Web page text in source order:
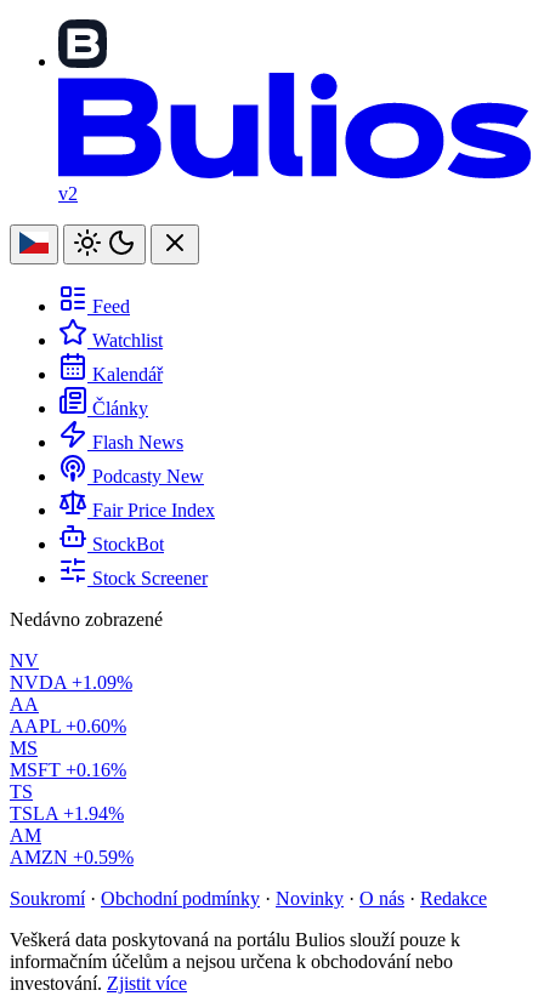
v2
Feed
Watchlist
Kalendář
Články
Flash News
Podcasty New
Fair Price Index
StockBot
Stock Screener
Nedávno zobrazené
NV
NVDA +1.09%
AA
AAPL +0.60%
MS
MSFT +0.16%
TS
TSLA +1.94%
AM
AMZN +0.59%
Soukromí · Obchodní podmínky · Novinky · O nás · Redakce
Veškerá data poskytovaná na portálu Bulios slouží pouze k
informačním účelům a nejsou určena k obchodování nebo
investování. Zjistit více